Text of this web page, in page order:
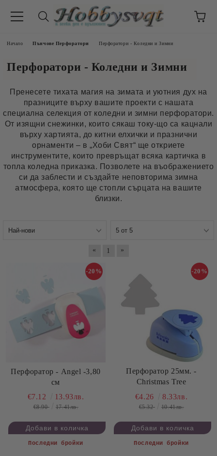
Начало Пънчове Перфоратори Перфоратори - Коледни и Зимни
Перфоратори - Коледни и Зимни
Пренесете тихата магия на зимата и уютния дух на
празниците върху вашите проекти с нашата
специална селекция от коледни и зимни перфоратори.
От изящни снежинки, които сякаш току-що са кацнали
върху хартията, до китни елхички и празнични
орнаменти – в „Хоби Свят“ ще откриете
инструментите, които превръщат всяка картичка в
топла коледна приказка. Позволете на въображението
си да заблести и създайте неповторима зимна
атмосфера, която ще стопли сърцата на вашите
близки.
« 1 »
Перфоратор - Angel -3,80
см
-20%
€7.12 13.93лв.
€8.90 17.41лв.
Последни бройки
Перфоратор 25мм. -
Christmas Tree
-20%
€4.26 8.33лв.
€5.32 10.41лв.
Последни бройки